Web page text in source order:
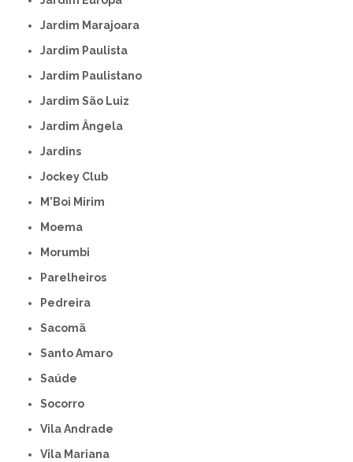
Jardim Marajoara
Jardim Paulista
Jardim Paulistano
Jardim São Luiz
Jardim Ângela
Jardins
Jockey Club
M'Boi Mirim
Moema
Morumbi
Parelheiros
Pedreira
Sacomã
Santo Amaro
Saúde
Socorro
Vila Andrade
Vila Mariana